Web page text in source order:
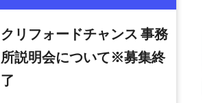
クリフォードチャンス 事務
所説明会について※募集終
了